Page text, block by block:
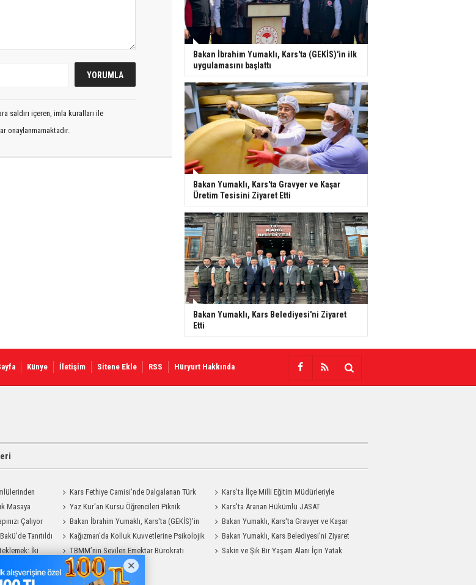
saldırı içeren, imla kuralları ile
onaylanmamaktadır.
Bakan İbrahim Yumaklı, Kars'ta (GEKİS)'in ilk
uygulamasını başlattı
Bakan Yumaklı, Kars'ta Gravyer ve Kaşar
Üretim Tesisini Ziyaret Etti
Bakan Yumaklı, Kars Belediyesi'ni Ziyaret
Etti
Künye İletişim Sitene Ekle RSS Hüryurt Hakkında
Kars Fethiye Camisi'nde Dalgalanan Türk
Bayrağı Görenlerin Beğenisini Topladı
Kars'ta İlçe Milli Eğitim Müdürleriyle
Değerlendirme Toplantısı
Masaya
Yaz Kur'an Kursu Öğrencileri Piknik
Coşkusu Yaşadı
Kars'ta Aranan Hükümlü JASAT
Operasyonuyla Yakalandı
Çalıyor
Bakan İbrahim Yumaklı, Kars'ta (GEKİS)'in
ilk uygulamasını başlattı
Bakan Yumaklı, Kars'ta Gravyer ve Kaşar
Üretim Tesisini Ziyaret Etti
Tanıtıldı
Kağızman'da Kolluk Kuvvetlerine Psikolojik
İlk Yardım Eğitimi
Bakan Yumaklı, Kars Belediyesi'ni Ziyaret
Etti
İki
TBMM’nin Sevilen Emektar Bürokratı
Durdağı Yıldırım’ın Acı Günü
Sakin ve Şık Bir Yaşam Alanı İçin Yatak